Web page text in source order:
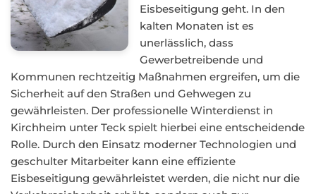
Eisbeseitigung geht. In den
kalten Monaten ist es
unerlässlich, dass
Gewerbetreibende und
Kommunen rechtzeitig Maßnahmen ergreifen, um die
Sicherheit auf den Straßen und Gehwegen zu
gewährleisten. Der professionelle Winterdienst in
Kirchheim unter Teck spielt hierbei eine entscheidende
Rolle. Durch den Einsatz moderner Technologien und
geschulter Mitarbeiter kann eine effiziente
Eisbeseitigung gewährleistet werden, die nicht nur die